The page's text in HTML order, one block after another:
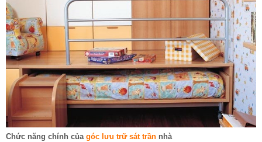
Chức năng chính của góc lưu trữ sát trần nhà